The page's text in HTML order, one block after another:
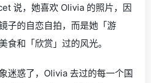
说，她喜欢 Olivia 的照片，因
子的自恋自拍，而是她「游
食和「欣赏」过的风光。
迷惑了，Olivia 去过的每一个国